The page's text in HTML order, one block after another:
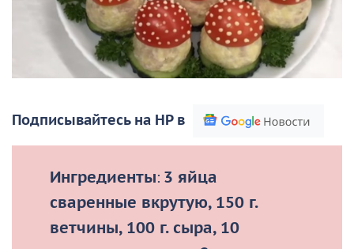
Подписывайтесь на НР в
Ингредиенты: 3 яйца
сваренные вкрутую, 150 г.
ветчины, 100 г. сыра, 10